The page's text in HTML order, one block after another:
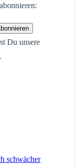
abonnieren:
Du unsere
schwächer